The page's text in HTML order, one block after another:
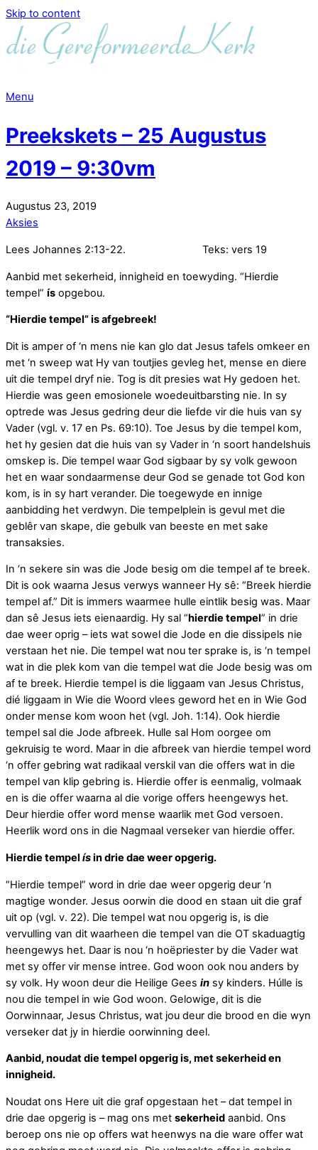
Skip to content
Menu
Preekskets – 25 Augustus
2019 – 9:30vm
Augustus 23, 2019
Aksies
Lees Johannes 2:13-22. Teks: vers 19
Aanbid met sekerheid, innigheid en toewyding. “Hierdie
tempel” ís opgebou.
“Hierdie tempel” is afgebreek!
Dit is amper of ‘n mens nie kan glo dat Jesus tafels omkeer en
met ‘n sweep wat Hy van toutjies gevleg het, mense en diere
uit die tempel dryf nie. Tog is dit presies wat Hy gedoen het.
Hierdie was geen emosionele woedeuitbarsting nie. In sy
optrede was Jesus gedring deur die liefde vir die huis van sy
Vader (vgl. v. 17 en Ps. 69:10). Toe Jesus by die tempel kom,
het hy gesien dat die huis van sy Vader in ‘n soort handelshuis
omskep is. Die tempel waar God sigbaar by sy volk gewoon
het en waar sondaarmense deur God se genade tot God kon
kom, is in sy hart verander. Die toegewyde en innige
aanbidding het verdwyn. Die tempelplein is gevul met die
geblêr van skape, die gebulk van beeste en met sake
transaksies.
In ‘n sekere sin was die Jode besig om die tempel af te breek.
Dit is ook waarna Jesus verwys wanneer Hy sê: “Breek hierdie
tempel af.” Dit is immers waarmee hulle eintlik besig was. Maar
dan sê Jesus iets eienaardig. Hy sal “hierdie tempel” in drie
dae weer oprig – iets wat sowel die Jode en die dissipels nie
verstaan het nie. Die tempel wat nou ter sprake is, is ‘n tempel
wat in die plek kom van die tempel wat die Jode besig was om
af te breek. Hierdie tempel is die liggaam van Jesus Christus,
dié liggaam in Wie die Woord vlees geword het en in Wie God
onder mense kom woon het (vgl. Joh. 1:14). Ook hierdie
tempel sal die Jode afbreek. Hulle sal Hom oorgee om
gekruisig te word. Maar in die afbreek van hierdie tempel word
‘n offer gebring wat radikaal verskil van die offers wat in die
tempel van klip gebring is. Hierdie offer is eenmalig, volmaak
en is die offer waarna al die vorige offers heengewys het.
Deur hierdie offer word mense waarlik met God versoen.
Heerlik word ons in die Nagmaal verseker van hierdie offer.
Hierdie tempel ísin drie dae weer opgerig.
“Hierdie tempel” word in drie dae weer opgerig deur ‘n
magtige wonder. Jesus oorwin die dood en staan uit die graf
uit op (vgl. v. 22). Die tempel wat nou opgerig is, is die
vervulling van dit waarheen die tempel van die OT skaduagtig
heengewys het. Daar is nou ‘n hoëpriester by die Vader wat
met sy offer vir mense intree. God woon ook nou anders by
sy volk. Hy woon deur die Heilige Gees in sy kinders. Húlle is
nou die tempel in wie God woon. Gelowige, dit is die
Oorwinnaar, Jesus Christus, wat jou deur die brood en die wyn
verseker dat jy in hierdie oorwinning deel.
Aanbid, noudat die tempel opgerig is, met sekerheid en
innigheid.
Noudat ons Here uit die graf opgestaan het – dat tempel in
drie dae opgerig is – mag ons met sekerheid aanbid. Ons
beroep ons nie op offers wat heenwys na die ware offer wat